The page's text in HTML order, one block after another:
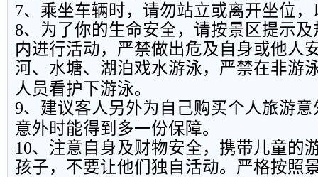
7、乘坐车辆时，请勿站立或离开坐位
8、为了你的生命安全，请按景区提示
内进行活动，严禁做出危及自身或他人
河、水塘、湖泊戏水游泳，严禁在非游
人员看护下游泳。
9、建议客人另外为自己购买个人旅游
意外时能得到多一份保障。
10、注意自身及财物安全，携带儿童的
孩子，不要让他们独自活动。严格按照